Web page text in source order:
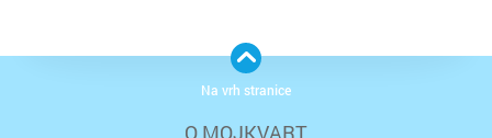
Na vrh stranice